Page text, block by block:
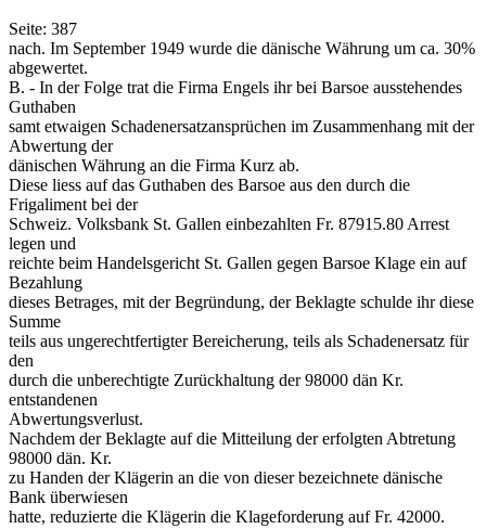
Seite: 387
nach. Im September 1949 wurde die dänische Währung um ca. 30%
abgewertet.
B. - In der Folge trat die Firma Engels ihr bei Barsoe ausstehendes
Guthaben
samt etwaigen Schadenersatzansprüchen im Zusammenhang mit der
Abwertung der
dänischen Währung an die Firma Kurz ab.
Diese liess auf das Guthaben des Barsoe aus den durch die
Frigaliment bei der
Schweiz. Volksbank St. Gallen einbezahlten Fr. 87915.80 Arrest
legen und
reichte beim Handelsgericht St. Gallen gegen Barsoe Klage ein auf
Bezahlung
dieses Betrages, mit der Begründung, der Beklagte schulde ihr diese
Summe
teils aus ungerechtfertigter Bereicherung, teils als Schadenersatz für
den
durch die unberechtigte Zurückhaltung der 98000 dän Kr.
entstandenen
Abwertungsverlust.
Nachdem der Beklagte auf die Mitteilung der erfolgten Abtretung
98000 dän. Kr.
zu Handen der Klägerin an die von dieser bezeichnete dänische
Bank überwiesen
hatte, reduzierte die Klägerin die Klageforderung auf Fr. 42000.